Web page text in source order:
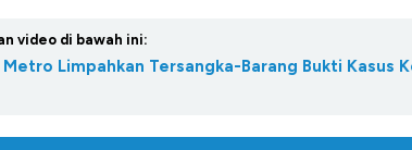
video di bawah ini:
Metro Limpahkan Tersangka-Barang Bukti Kasus